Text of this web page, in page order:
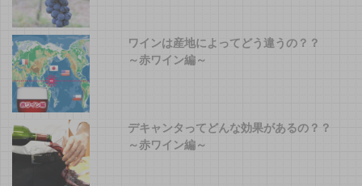
ワインは産地によってどう違うの？？
～赤ワイン編～
デキャンタってどんな効果があるの？？
～赤ワイン編～